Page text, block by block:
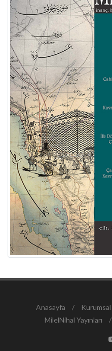
Anasayfa / Kurumsal
MilelNihal Yayınları
/